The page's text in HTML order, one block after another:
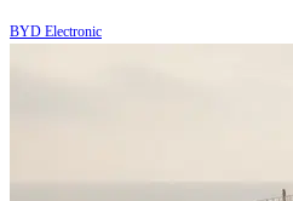
BYD Electronic